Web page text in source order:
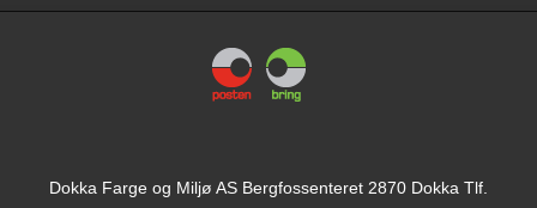
Dokka Farge og Miljø AS Bergfossenteret 2870 Dokka Tlf.